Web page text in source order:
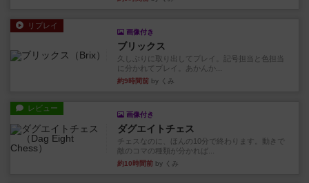
リプレイ
画像付き
ブリックス
久しぶりに取り出してプレイ。記号担当と色担当
に分かれてプレイ。あかんか...
約9時間前 by くみ
レビュー
画像付き
ダグエイトチェス
チェスなのに、ほんの10分で終わります。動きで
敵のコマの種類が分かれば...
約10時間前 by くみ